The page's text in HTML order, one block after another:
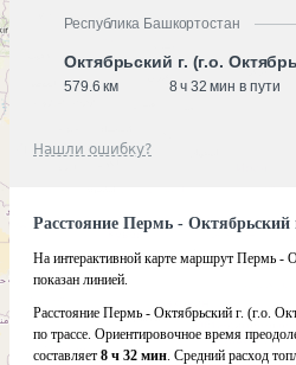
Республика Башкортостан
Октябрьский г. (г.о.
579.6 км 8 ч 32 мин в пути
Нашли ошибку?
Расстояние Пермь - Октябрьский
На интерактивной карте маршрут Пермь -
показан линией.
Расстояние Пермь - Октябрьский г. (г.о.
по трассе. Ориентировочное время
составляет 8 ч 32 мин. Средний расход